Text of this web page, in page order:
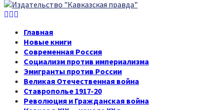
Youtube
Vk
Главная
Новые книги
Современная Россия
Социализм против империализма
Эмигранты против России
Великая Отечественная война
Ставрополье 1917-20
Революция и Гражданская война